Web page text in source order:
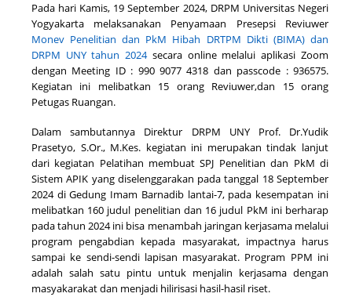
Pada hari Kamis, 19 September 2024, DRPM Universitas Negeri
Yogyakarta melaksanakan Penyamaan Presepsi Reviuwer
Monev Penelitian dan PkM Hibah DRTPM Dikti (BIMA) dan
DRPM UNY tahun 2024 secara online melalui aplikasi Zoom
dengan Meeting ID : 990 9077 4318 dan passcode : 936575.
Kegiatan ini melibatkan 15 orang Reviuwer,dan 15 orang
Petugas Ruangan.
Dalam sambutannya Direktur DRPM UNY Prof. Dr.Yudik
Prasetyo, S.Or., M.Kes. kegiatan ini merupakan tindak lanjut
dari kegiatan Pelatihan membuat SPJ Penelitian dan PkM di
Sistem APIK yang diselenggarakan pada tanggal 18 September
2024 di Gedung Imam Barnadib lantai-7, pada kesempatan ini
melibatkan 160 judul penelitian dan 16 judul PkM ini berharap
pada tahun 2024 ini bisa menambah jaringan kerjasama melalui
program pengabdian kepada masyarakat, impactnya harus
sampai ke sendi-sendi lapisan masyarakat. Program PPM ini
adalah salah satu pintu untuk menjalin kerjasama dengan
masyakarakat dan menjadi hilirisasi hasil-hasil riset.